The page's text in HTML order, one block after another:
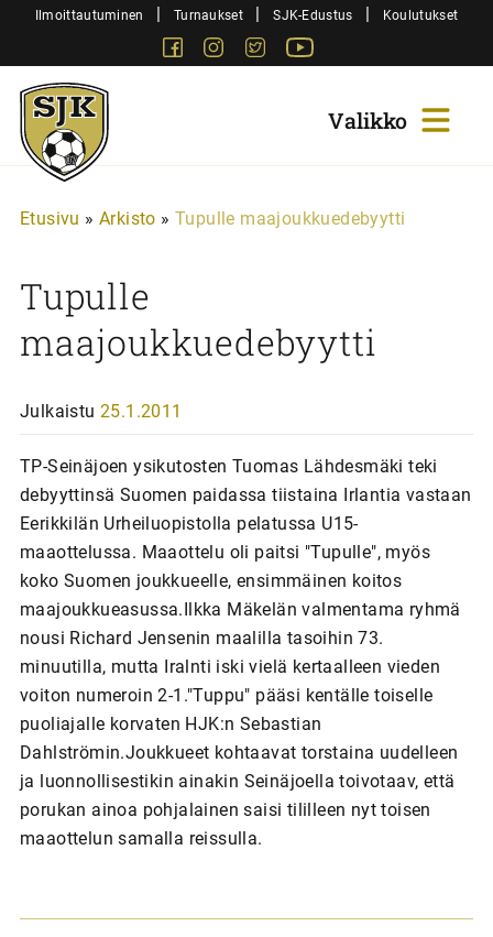
SiirryIlmoittautuminen | Turnaukset | SJK-Edustus | Koulutukset
FacebookInstagram
Twitter
Sjk-
Juniorit
Etusivu » Arkisto » Tupulle maajoukkuedebyytti
Tupulle
maajoukkuedebyytti
Julkaistu 25.1.2011
TP-Seinäjoen ysikutosten Tuomas Lähdesmäki teki
debyyttinsä Suomen paidassa tiistaina Irlantia vastaan
Eerikkilän Urheiluopistolla pelatussa U15-
maaottelussa. Maaottelu oli paitsi "Tupulle", myös
koko Suomen joukkueelle, ensimmäinen koitos
maajoukkueasussa.Ilkka Mäkelän valmentama ryhmä
nousi Richard Jensenin maalilla tasoihin 73.
minuutilla, mutta Iralnti iski vielä kertaalleen vieden
voiton numeroin 2-1."Tuppu" pääsi kentälle toiselle
puoliajalle korvaten HJK:n Sebastian
Dahlströmin.Joukkueet kohtaavat torstaina uudelleen
ja luonnollisestikin ainakin Seinäjoella toivotaav, että
porukan ainoa pohjalainen saisi tililleen nyt toisen
maaottelun samalla reissulla.